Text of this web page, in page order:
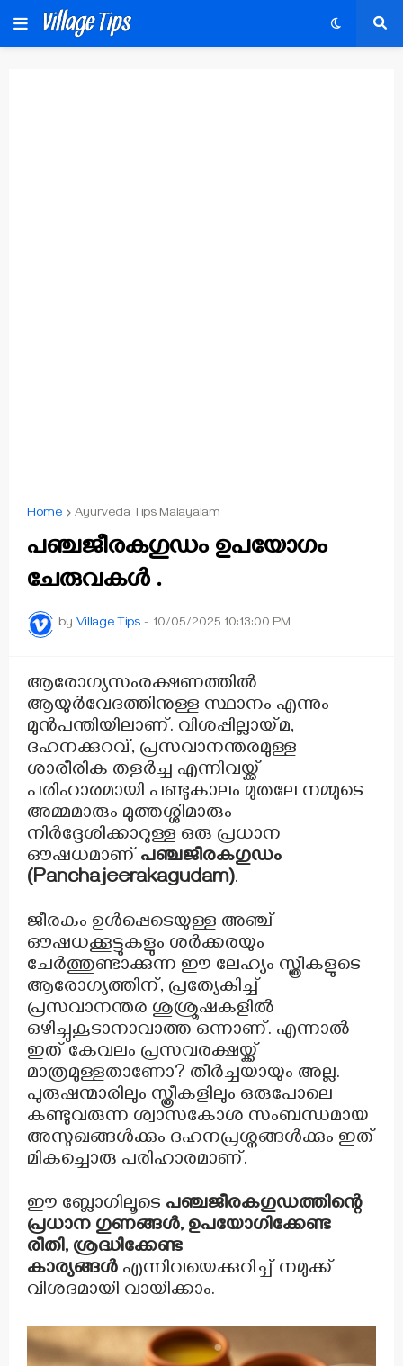
Home Ayurveda Tips Malayalam
പഞ്ചജീരകഗുഡം ഉപയോഗം
ചേരുവകൾ .
by Village Tips - 10/05/2025 10:13:00 PM
ആരോഗ്യസംരക്ഷണത്തിൽ
ആയുർവേദത്തിനുള്ള സ്ഥാനം എന്നും
മുൻപന്തിയിലാണ്. വിശപ്പില്ലായ്മ,
ദഹനക്കുറവ്, പ്രസവാനന്തരമുള്ള
ശാരീരിക തളർച്ച എന്നിവയ്ക്ക്
പരിഹാരമായി പണ്ടുകാലം മുതലേ നമ്മുടെ
അമ്മമാരും മുത്തശ്ശിമാരും
നിർദ്ദേശിക്കാറുള്ള ഒരു പ്രധാന
ഔഷധമാണ് പഞ്ചജീരകഗുഡം
(Panchajeerakagudam).
ജീരകം ഉൾപ്പെടെയുള്ള അഞ്ച്
ഔഷധക്കൂട്ടുകളും ശർക്കരയും
ചേർത്തുണ്ടാക്കുന്ന ഈ ലേഹ്യം സ്ത്രീകളുടെ
ആരോഗ്യത്തിന്, പ്രത്യേകിച്ച്
പ്രസവാനന്തര ശുശ്രൂഷകളിൽ
ഒഴിച്ചുകൂടാനാവാത്ത ഒന്നാണ്. എന്നാൽ
ഇത് കേവലം പ്രസവരക്ഷയ്ക്ക്
മാത്രമുള്ളതാണോ? തീർച്ചയായും അല്ല.
പുരുഷന്മാരിലും സ്ത്രീകളിലും ഒരുപോലെ
കണ്ടുവരുന്ന ശ്വാസകോശ സംബന്ധമായ
അസുഖങ്ങൾക്കും ദഹനപ്രശ്നങ്ങൾക്കും ഇത്
മികച്ചൊരു പരിഹാരമാണ്.
ഈ ബ്ലോഗിലൂടെ പഞ്ചജീരകഗുഡത്തിന്റെ
പ്രധാന ഗുണങ്ങൾ, ഉപയോഗിക്കേണ്ട
രീതി, ശ്രദ്ധിക്കേണ്ട
കാര്യങ്ങൾ എന്നിവയെക്കുറിച്ച് നമുക്ക്
വിശദമായി വായിക്കാം.